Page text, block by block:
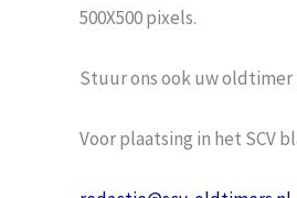
500X500 pixels.
Stuur ons ook uw
Voor plaatsing in het SCV